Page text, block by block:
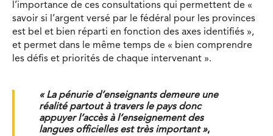
l’importance de ces consultations qui permettent de «
savoir si l’argent versé par le fédéral pour les provinces
est bel et bien réparti en fonction des axes identifiés »,
et permet dans le même temps de « bien comprendre
les défis et priorités de chaque intervenant ».
« La pénurie d’enseignants demeure une
réalité partout à travers le pays donc
appuyer l’accès à l’enseignement des
langues officielles est très important »,